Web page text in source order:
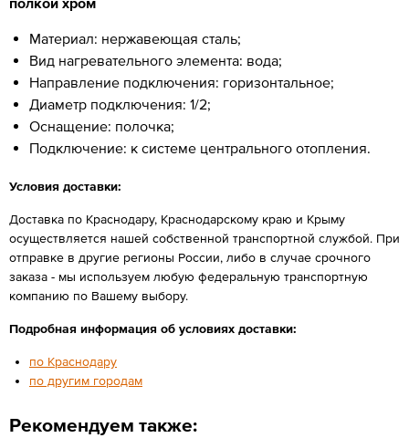
Материал: нержавеющая сталь;
Вид нагревательного элемента: вода;
Направление подключения: горизонтальное;
Диаметр подключения: 1/2;
Оснащение: полочка;
Подключение: к системе центрального отопления.
Условия доставки:
Доставка по Краснодару, Краснодарскому краю и Крыму
осуществляется нашей собственной транспортной службой. При
отправке в другие регионы России, либо в случае срочного
заказа - мы используем любую федеральную транспортную
компанию по Вашему выбору.
Подробная информация об условиях доставки:
по Краснодару
по другим городам
Рекомендуем также: